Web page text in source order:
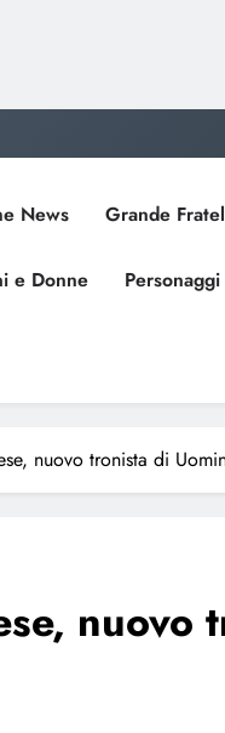
News Grande
e Donne Personaggi
nuovo tronista di
nuovo